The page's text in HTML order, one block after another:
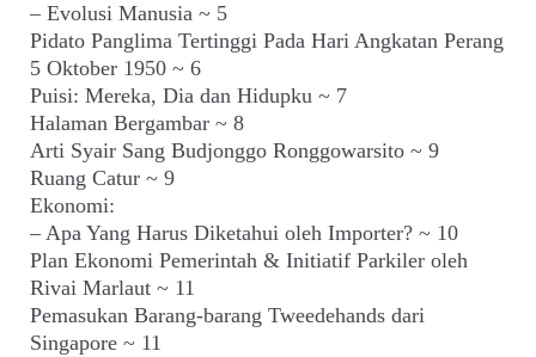
– Evolusi Manusia ~ 5
Pidato Panglima Tertinggi Pada Hari Angkatan Perang
5 Oktober 1950 ~ 6
Puisi: Mereka, Dia dan Hidupku ~ 7
Halaman Bergambar ~ 8
Arti Syair Sang Budjonggo Ronggowarsito ~ 9
Ruang Catur ~ 9
Ekonomi:
– Apa Yang Harus Diketahui oleh Importer? ~ 10
Plan Ekonomi Pemerintah & Initiatif Parkiler oleh
Rivai Marlaut ~ 11
Pemasukan Barang-barang Tweedehands dari
Singapore ~ 11